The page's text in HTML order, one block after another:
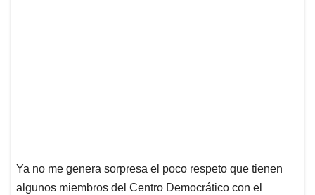
Ya no me genera sorpresa el poco respeto que tienen
algunos miembros del Centro Democrático con el